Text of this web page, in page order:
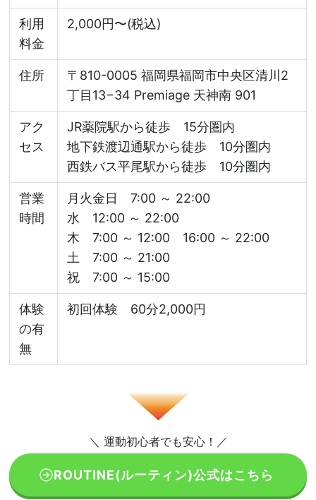
利用
料金
2,000円〜(税込)
住所
〒810-0005 福岡県福岡市中央区清川2
丁目13−34 Premiage 天神南 901
アク
セス
JR薬院駅から徒歩 15分圏内
地下鉄渡辺通駅から徒歩 10分圏内
西鉄バス平尾駅から徒歩 10分圏内
営業
時間
月火金日 7:00 ～ 22:00
水 12:00 ～ 22:00
木 7:00 ～ 12:00 16:00 ～ 22:00
土 7:00 ～ 21:00
祝 7:00 ～ 15:00
体験
の有
無
初回体験 60分2,000円
＼ 運動初心者でも安心！／
ROUTINE(ルーティン)公式はこちら